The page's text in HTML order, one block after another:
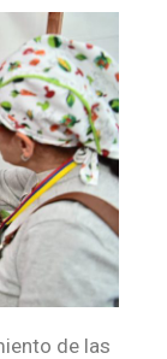
de las